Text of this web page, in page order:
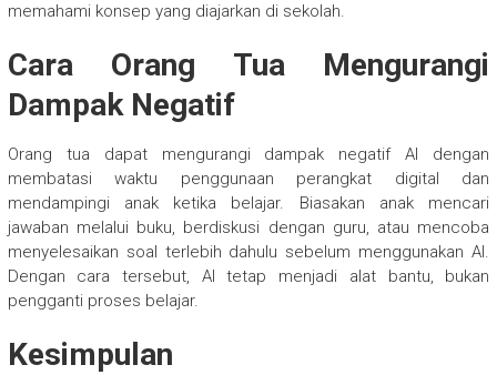
memahami konsep yang diajarkan di sekolah.
Cara Orang Tua Mengurangi
Dampak Negatif
Orang tua dapat mengurangi dampak negatif AI dengan
membatasi waktu penggunaan perangkat digital dan
mendampingi anak ketika belajar. Biasakan anak mencari
jawaban melalui buku, berdiskusi dengan guru, atau mencoba
menyelesaikan soal terlebih dahulu sebelum menggunakan AI.
Dengan cara tersebut, AI tetap menjadi alat bantu, bukan
pengganti proses belajar.
Kesimpulan